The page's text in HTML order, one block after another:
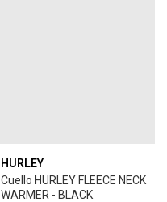
HURLEY
Cuello HURLEY FLEECE NECK
WARMER - BLACK